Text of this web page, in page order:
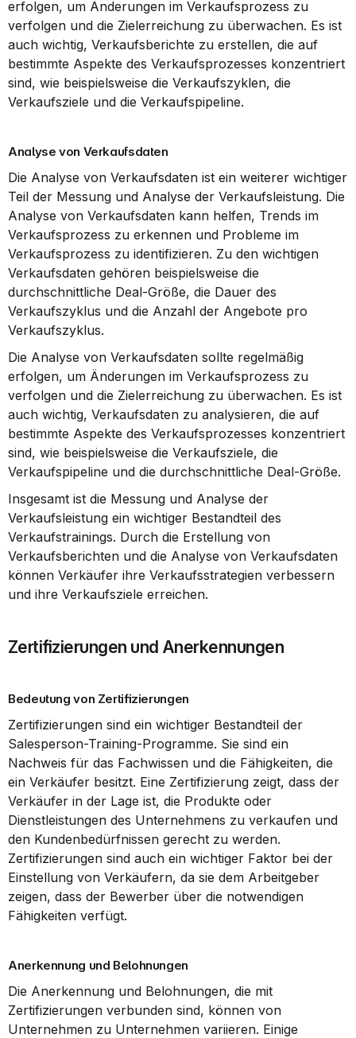
erfolgen, um Änderungen im Verkaufsprozess zu
verfolgen und die Zielerreichung zu überwachen. Es ist
auch wichtig, Verkaufsberichte zu erstellen, die auf
bestimmte Aspekte des Verkaufsprozesses konzentriert
sind, wie beispielsweise die Verkaufszyklen, die
Verkaufsziele und die Verkaufspipeline.
Analyse von Verkaufsdaten
Die Analyse von Verkaufsdaten ist ein weiterer wichtiger
Teil der Messung und Analyse der Verkaufsleistung. Die
Analyse von Verkaufsdaten kann helfen, Trends im
Verkaufsprozess zu erkennen und Probleme im
Verkaufsprozess zu identifizieren. Zu den wichtigen
Verkaufsdaten gehören beispielsweise die
durchschnittliche Deal-Größe, die Dauer des
Verkaufszyklus und die Anzahl der Angebote pro
Verkaufszyklus.
Die Analyse von Verkaufsdaten sollte regelmäßig
erfolgen, um Änderungen im Verkaufsprozess zu
verfolgen und die Zielerreichung zu überwachen. Es ist
auch wichtig, Verkaufsdaten zu analysieren, die auf
bestimmte Aspekte des Verkaufsprozesses konzentriert
sind, wie beispielsweise die Verkaufsziele, die
Verkaufspipeline und die durchschnittliche Deal-Größe.
Insgesamt ist die Messung und Analyse der
Verkaufsleistung ein wichtiger Bestandteil des
Verkaufstrainings. Durch die Erstellung von
Verkaufsberichten und die Analyse von Verkaufsdaten
können Verkäufer ihre Verkaufsstrategien verbessern
und ihre Verkaufsziele erreichen.
Zertifizierungen und Anerkennungen
Bedeutung von Zertifizierungen
Zertifizierungen sind ein wichtiger Bestandteil der
Salesperson-Training-Programme. Sie sind ein
Nachweis für das Fachwissen und die Fähigkeiten, die
ein Verkäufer besitzt. Eine Zertifizierung zeigt, dass der
Verkäufer in der Lage ist, die Produkte oder
Dienstleistungen des Unternehmens zu verkaufen und
den Kundenbedürfnissen gerecht zu werden.
Zertifizierungen sind auch ein wichtiger Faktor bei der
Einstellung von Verkäufern, da sie dem Arbeitgeber
zeigen, dass der Bewerber über die notwendigen
Fähigkeiten verfügt.
Anerkennung und Belohnungen
Die Anerkennung und Belohnungen, die mit
Zertifizierungen verbunden sind, können von
Unternehmen zu Unternehmen variieren. Einige